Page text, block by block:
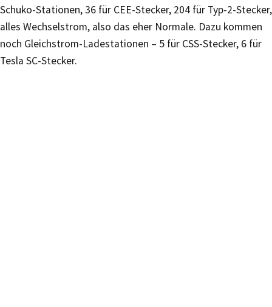
Schuko-Stationen, 36 für CEE-Stecker, 204 für Typ-2-Stecker,
alles Wechselstrom, also das eher Normale. Dazu kommen
noch Gleichstrom-Ladestationen – 5 für CSS-Stecker, 6 für
Tesla SC-Stecker.